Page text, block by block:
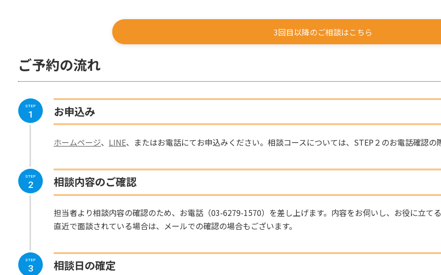
3回目以降のご相談はこちら
ご予約の流れ
お申込み
ホームページ、 LINE、またはお電話にてお申込みください。相談コースについては、STEP２のお電話確認の
STEP
1
相談内容のご確認
担当者より相談内容の確認のため、お電話（03-6279-1570）を差し上げます。内容をお伺いし、お役に立てる
直近で面談されている場合は、メールでの確認の場合もございます。
STEP
2
相談日の確定
STEP
3